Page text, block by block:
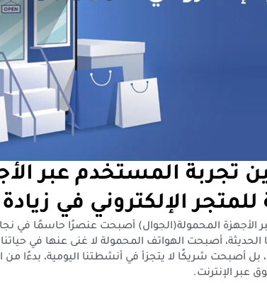
تجربة المستخدم عبر
الإلكتروني في
الأجهزة المحمولة(الجوال) أصبحت عنصرًا حاسمًا في نجاح
الحديثة، أصبحت الهواتف المحمولة لا غنى عنها في
أصبحت شريكًا لا يتجزأ في أنشطتنا اليومية، بدءًا من
عبر الإنترنت.